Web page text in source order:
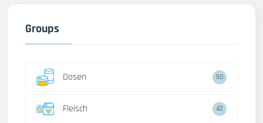
Groups
Dosen 50
Fleisch 42